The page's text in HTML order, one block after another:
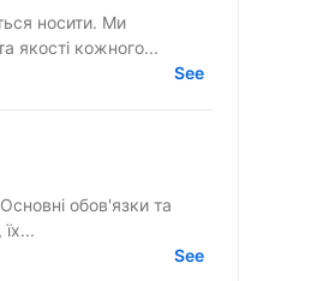
носити. Ми
якості кожного...
See
їх...
See